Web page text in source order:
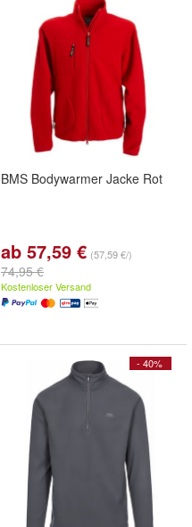
BMS Bodywarmer Jacke Rot
ab 57,59 € (57,59 €/)
74,95 €
Kostenloser Versand
- 40%